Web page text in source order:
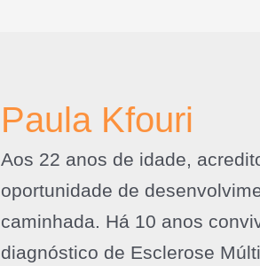
Paula Kfouri
Aos 22 anos de idade,
oportunidade de
caminhada. Há 10 anos
diagnóstico de Esclerose